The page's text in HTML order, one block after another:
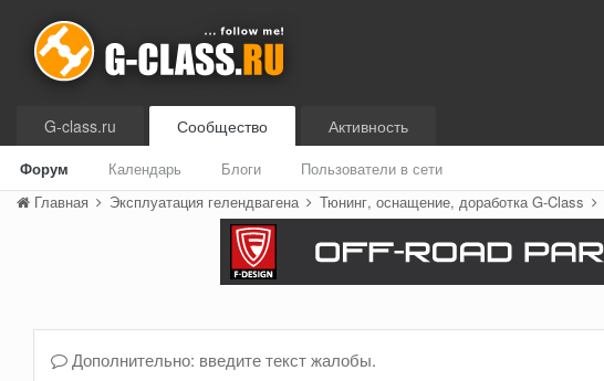
G-class.ru Сообщество
Форум Календарь Блоги Пользователи в сети
Активность
Главная Эксплуатация гелендвагена Тюнинг, оснащение, доработка G-Class
Дополнительно: введите текст жалобы.